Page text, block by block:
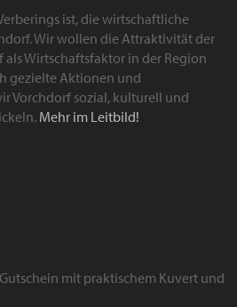
ist, die wirtschaftliche
Wir wollen die Attraktivität der
Wirtschaftsfaktor in der Region
gezielte Aktionen und
Vorchdorf sozial, kulturell und
Mehr im Leitbild!